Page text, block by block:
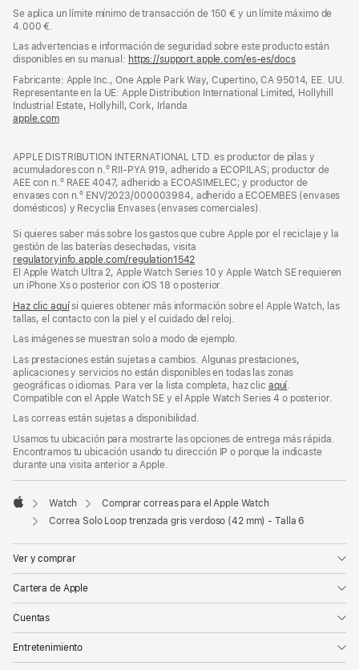
Se aplica un límite mínimo de transacción de 150 € y un límite máximo de
4.000 €.
Las advertencias e información de seguridad sobre este producto están
disponibles en su manual: https://support.apple.com/es-es/docs(se
en
una
Fabricante: Apple Inc., One Apple Park Way, Cupertino, CA 95014, EE. UU.
Representante en la UE: Apple Distribution International Limited, Hollyhill
Industrial Estate, Hollyhill, Cork, Irlanda
apple.com(se
una
ventana
nueva)
APPLE DISTRIBUTION INTERNATIONAL LTD. es productor de pilas y
acumuladores con n.º RII-PYA 919, adherido a ECOPILAS; productor de
AEE con n.º RAEE 4047, adherido a ECOASIMELEC; y productor de
envases con n.º ENV/2023/000003984, adherido a ECOEMBES (envases
domésticos) y Recyclia Envases (envases comerciales).
Si quieres saber más sobre los gastos que cubre Apple por el reciclaje y la
gestión de las baterías desechadas, visita
regulatoryinfo.apple.com/regulation1542
abre
en
ventana
nueva)
El Apple Watch Ultra 2, Apple Watch Series 10 y Apple Watch SE requieren
un iPhone Xs o posterior con iOS 18 o posterior.
Haz clic aquísi quieres obtener más información sobre el Apple Watch, las
tallas, el contacto con la piel y el cuidado del reloj.
Las imágenes se muestran solo a modo de ejemplo.
Las prestaciones están sujetas a cambios. Algunas prestaciones,
aplicaciones y servicios no están disponibles en todas las zonas
geográficas o idiomas. Para ver la lista completa, haz clic aquí
Compatible con el Apple Watch SE y el Apple Watch Series 4 o posterior.
Las correas están sujetas a disponibilidad.
Usamos tu ubicación para mostrarte las opciones de entrega más rápida.
Encontramos tu ubicación usando tu dirección IP o porque la indicaste
durante una visita anterior a Apple.
Apple
Watch
Comprar correas para el Apple Watch
Correa Solo Loop trenzada gris verdoso (42 mm) - Talla 6
Ver y comprar
Cartera de Apple
Cuentas
Entretenimiento